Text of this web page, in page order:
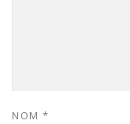
NOM *